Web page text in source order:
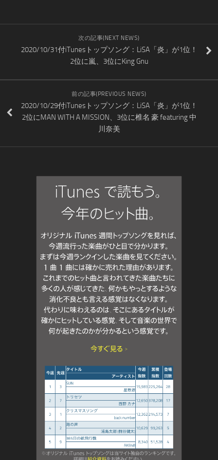
次の記事(NEXT NEWS)
2020/10/31付iTunesトップソング：LiSA「炎」が1位！
2位に嵐、3位にKing Gnu
前の記事(PREVIOUS NEWS)
2020/10/29付iTunesトップソング：LiSA「炎」が1位！
2位にMAN WITH A MISSION、3位に椎名 豪 featuring 中
川奈美